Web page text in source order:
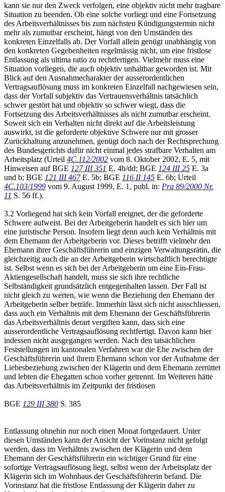
kann sie nur den Zweck verfolgen, eine objektiv nicht mehr tragbare
Situation zu beenden. Ob eine solche vorliegt und eine Fortsetzung
des Arbeitsverhältnisses bis zum nächsten Kündigungstermin nicht
mehr als zumutbar erscheint, hängt von den Umständen des
konkreten Einzelfalls ab. Der Vorfall allein genügt unabhängig von
den konkreten Gegebenheiten regelmässig nicht, um eine fristlose
Entlassung als ultima ratio zu rechtfertigen. Vielmehr muss eine
Situation vorliegen, die auch objektiv unhaltbar geworden ist. Mit
Blick auf den Ausnahmecharakter der ausserordentlichen
Vertragsauflösung muss im konkreten Einzelfall nachgewiesen sein,
dass der Vorfall subjektiv das Vertrauensverhältnis tatsächlich
schwer gestört hat und objektiv so schwer wiegt, dass die
Fortsetzung des Arbeitsverhältnisses als nicht zumutbar erscheint.
Soweit sich ein Verhalten nicht direkt auf die Arbeitsleistung
auswirkt, ist die geforderte objektive Schwere nur mit grosser
Zurückhaltung anzunehmen, genügt doch nach der Rechtsprechung
des Bundesgerichts dafür nicht einmal jedes strafbare Verhalten am
Arbeitsplatz (Urteil 4C.112/2002 vom 8. Oktober 2002, E. 5, mit
Hinweisen auf BGE 127 III 351 E. 4b/dd; BGE 124 III 25 E. 3a
und b; BGE 121 III 467E. 5b; BGE 116 II 145 E. 6b; Urteil
4C.103/1999 vom 9. August 1999, E. 1, publ. in: Pra 89/2000 Nr.
11 S. 56 ff.).
3.2 Vorliegend hat sich kein Vorfall ereignet, der die geforderte
Schwere aufweist. Bei der Arbeitgeberin handelt es sich hier um
eine juristische Person. Insofern liegt denn auch kein Verhältnis mit
dem Ehemann der Arbeitgeberin vor. Dieses betrifft vielmehr den
Ehemann ihrer Geschäftsführerin und einzigen Verwaltungsrätin, die
gleichzeitig auch die an der Arbeitgeberin wirtschaftlich berechtigte
ist. Selbst wenn es sich bei der Arbeitgeberin um eine Ein-Frau-
Aktiengesellschaft handelt, muss sie sich ihre rechtliche
Selbständigkeit grundsätzlich entgegenhalten lassen. Der Fall ist
nicht gleich zu werten, wie wenn die Beziehung den Ehemann der
Arbeitgeberin selber beträfe. Immerhin lässt sich nicht ausschliessen,
dass auch ein Verhältnis mit dem Ehemann der Geschäftsführerin
das Arbeitsverhältnis derart vergiften kann, dass sich eine
ausserordentliche Vertragsauflösung rechtfertigt. Davon kann hier
indessen nicht ausgegangen werden. Nach den tatsächlichen
Feststellungen im kantonalen Verfahren war die Ehe zwischen der
Geschäftsführerin und ihrem Ehemann schon vor der Aufnahme der
Liebesbeziehung zwischen der Klägerin und dem Ehemann zerrüttet
und lebten die Ehegatten schon vorher getrennt. Im Weiteren hätte
das Arbeitsverhältnis im Zeitpunkt der fristlosen
BGE 129 III 380 S. 385
Entlassung ohnehin nur noch einen Monat fortgedauert. Unter
diesen Umständen kann der Ansicht der Vorinstanz nicht gefolgt
werden, dass im Verhältnis zwischen der Klägerin und dem
Ehemann der Geschäftsführerin ein wichtiger Grund für eine
sofortige Vertragsauflösung liegt, selbst wenn der Arbeitsplatz der
Klägerin sich im Wohnhaus der Geschäftsführerin befand. Die
Vorinstanz hat die fristlose Entlassung der Klägerin daher zu